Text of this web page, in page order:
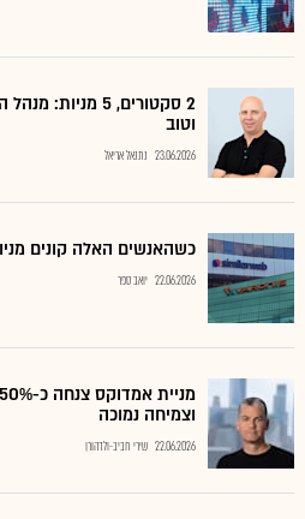
2 סקטורים, 5
וטוב
23.06.2026 נתנאל אריאל
כשהאנשים האלה קונים
22.06.2026 יואב ספר
וצמיחה נמוכה
22.06.2026 שירי חביב-ולדהורן